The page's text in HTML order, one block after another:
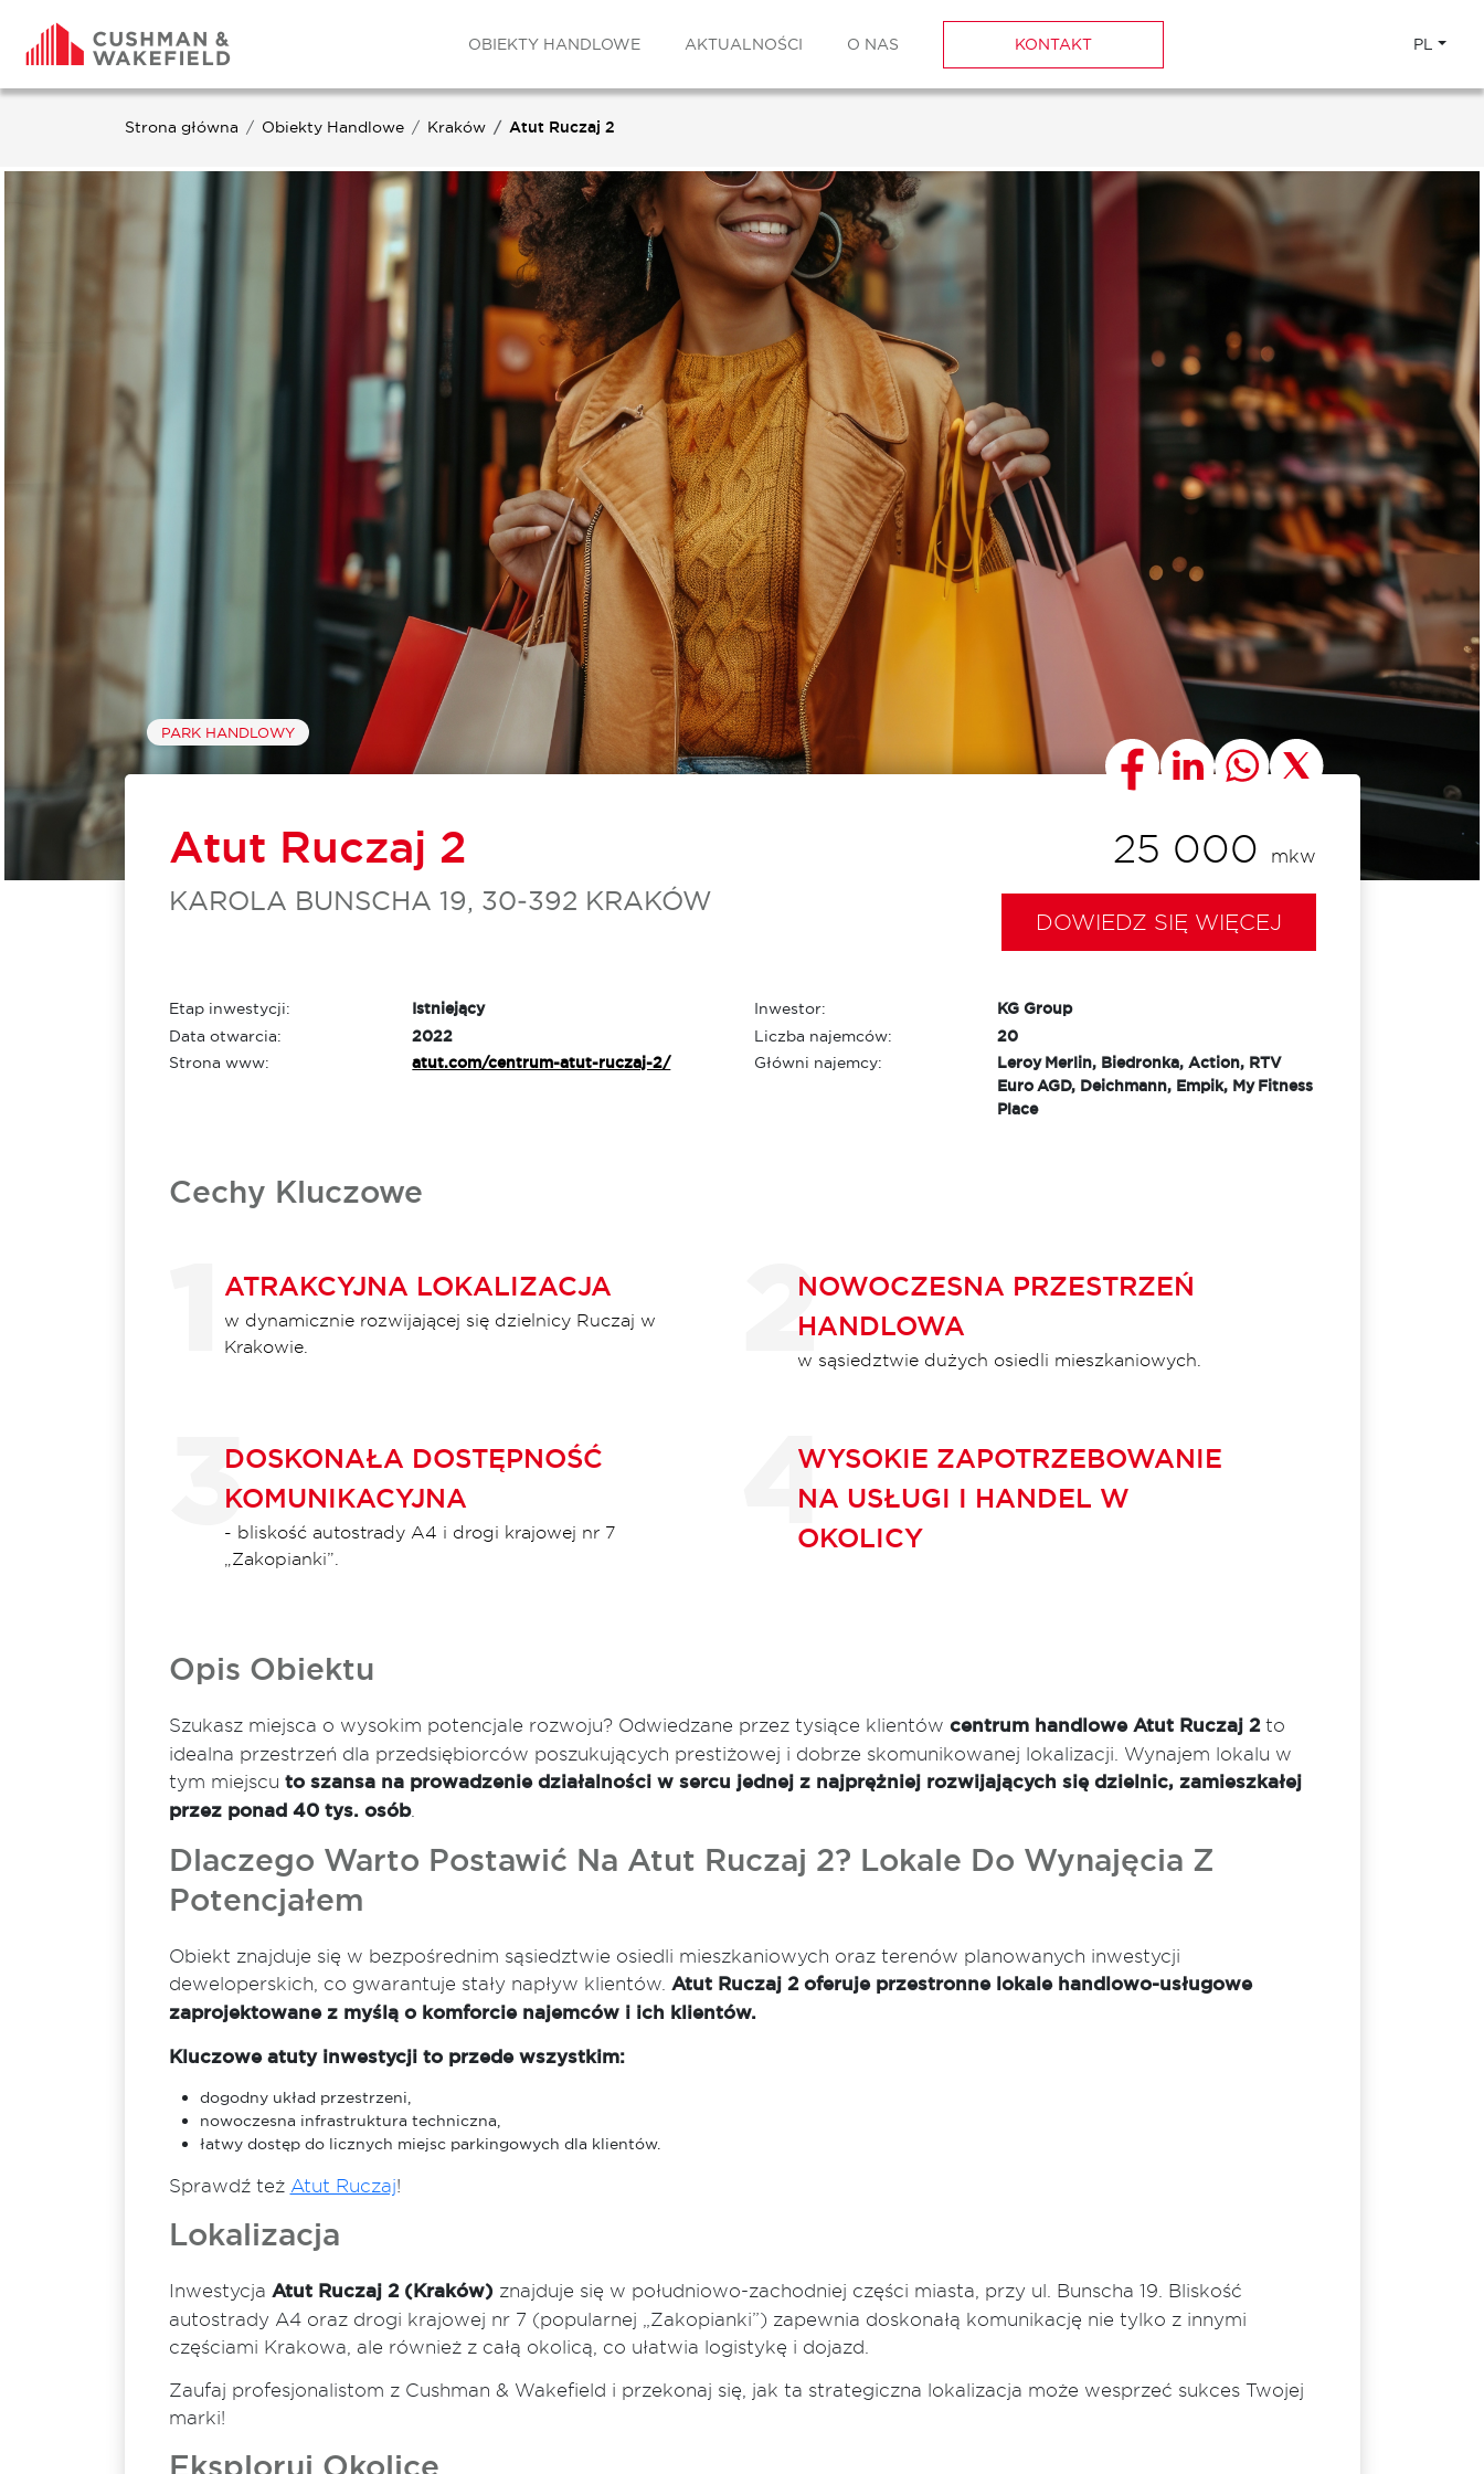
OBIEKTY HANDLOWE AKTUALNOŚCI O NAS KONTAKT PL
Strona główna Obiekty Handlowe Kraków Atut Ruczaj 2
PARK HANDLOWY
Atut Ruczaj 2
KAROLA BUNSCHA 19, 30‑392 KRAKÓW
25 000 mkw
DOWIEDZ SIĘ WIĘCEJ
Etap inwestycji:
Istniejący
Data otwarcia:
2022
Strona www:
atut.com/centrum-atut-ruczaj-2/
Inwestor:
KG Group
Liczba najemców:
20
Główni najemcy:
Leroy Merlin, Biedronka, Action, RTV
Euro AGD, Deichmann, Empik, My Fitness
Place
Cechy Kluczowe
ATRAKCYJNA LOKALIZACJA
w dynamicznie rozwijającej się dzielnicy Ruczaj w
Krakowie.
NOWOCZESNA PRZESTRZEŃ
HANDLOWA
w sąsiedztwie dużych osiedli mieszkaniowych.
DOSKONAŁA DOSTĘPNOŚĆ
KOMUNIKACYJNA
- bliskość autostrady A4 i drogi krajowej nr 7
„Zakopianki”.
WYSOKIE ZAPOTRZEBOWANIE
NA USŁUGI I HANDEL W
OKOLICY
Opis Obiektu
Szukasz miejsca o wysokim potencjale rozwoju? Odwiedzane przez tysiące klientów centrum handlowe Atut Ruczaj 2to
idealna przestrzeń dla przedsiębiorców poszukujących prestiżowej i dobrze skomunikowanej lokalizacji. Wynajem lokalu w
tym miejscu to szansa na prowadzenie działalności w sercu jednej z najprężniej rozwijających się dzielnic, zamieszkałej
przez ponad 40 tys. osób.
Dlaczego Warto Postawić Na Atut Ruczaj 2? Lokale Do Wynajęcia Z
Potencjałem
Obiekt znajduje się w bezpośrednim sąsiedztwie osiedli mieszkaniowych oraz terenów planowanych inwestycji
deweloperskich, co gwarantuje stały napływ klientów. Atut Ruczaj 2 oferuje przestronne lokale handlowo-usługowe
zaprojektowane z myślą o komforcie najemców i ich klientów.
Kluczowe atuty inwestycji to przede wszystkim:
dogodny układ przestrzeni,
nowoczesna infrastruktura techniczna,
łatwy dostęp do licznych miejsc parkingowych dla klientów.
Sprawdź też Atut Ruczaj!
Lokalizacja
Inwestycja Atut Ruczaj 2 (Kraków) znajduje się w południowo-zachodniej części miasta, przy ul. Bunscha 19. Bliskość
autostrady A4 oraz drogi krajowej nr 7 (popularnej „Zakopianki”) zapewnia doskonałą komunikację nie tylko z innymi
częściami Krakowa, ale również z całą okolicą, co ułatwia logistykę i dojazd.
Zaufaj profesjonalistom z Cushman & Wakefield i przekonaj się, jak ta strategiczna lokalizacja może wesprzeć sukces Twojej
marki!
Eksploruj Okolicę